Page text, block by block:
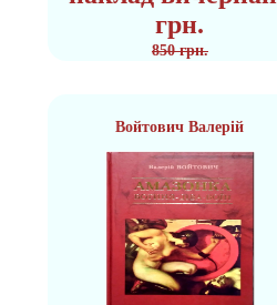
грн.
850 грн.
Войтович Валерій